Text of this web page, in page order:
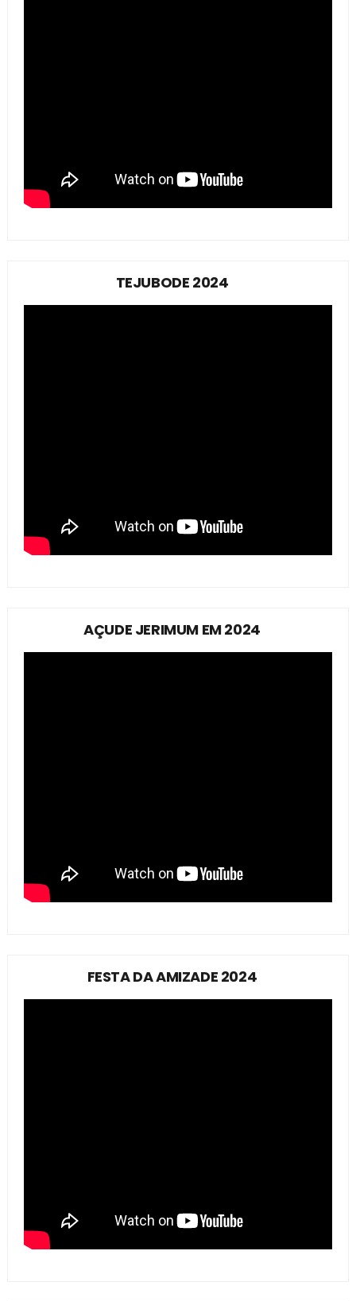
TEJUBODE 2024
AÇUDE JERIMUM EM 2024
FESTA DA AMIZADE 2024